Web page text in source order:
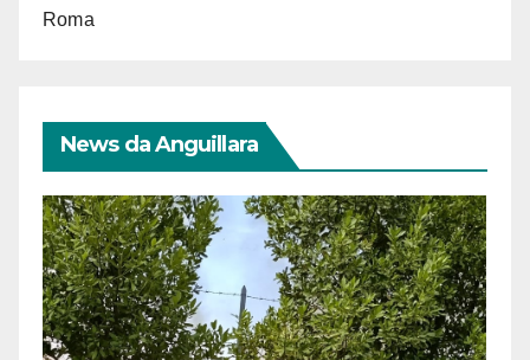
Roma
News da Anguillara